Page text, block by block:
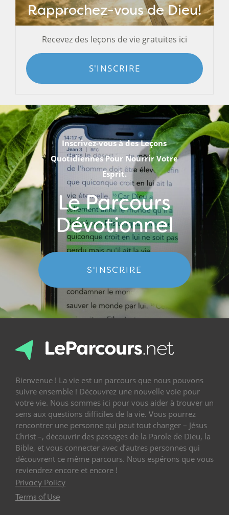
Rapprochez-vous de Dieu!
Recevez des leçons de vie gratuites ici
S'INSCRIRE
Inscrivez-vous à des Leçons
Quotidiennes Pour Nourrir Votre
Esprit.
Le Parcours
Dévotionnel
S'INSCRIRE
Bienvenue ! La vie est un parcours que nous pouvons
suivre ensemble ! Découvrez une nouvelle voie pour
votre vie. Nous sommes ici pour vous aider à trouver un
sens aux questions difficiles de la vie. Vous pourrez
rencontrer une personne qui peut tout changer – Jésus
Christ –, découvrir des passages de la Parole de Dieu, la
Bible, et vous connecter avec d’autres personnes qui
découvrent ce même parcours. Nous espérons que vous
reviendrez encore et encore !
Privacy Policy
Terms of Use